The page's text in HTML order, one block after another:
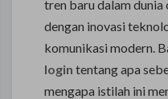
tren baru dalam
dengan inovasi
komunikasi modern.
login tentang apa
mengapa istilah ini